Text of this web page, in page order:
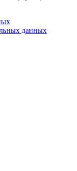
данных